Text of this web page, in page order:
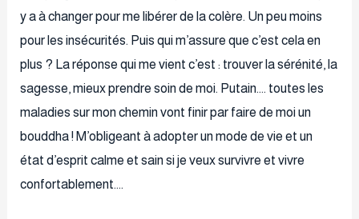
y a à changer pour me libérer de la colère. Un peu moins
pour les insécurités. Puis qui m’assure que c’est cela en
plus ? La réponse qui me vient c’est : trouver la sérénité, la
sagesse, mieux prendre soin de moi. Putain…. toutes les
maladies sur mon chemin vont finir par faire de moi un
bouddha ! M’obligeant à adopter un mode de vie et un
état d’esprit calme et sain si je veux survivre et vivre
confortablement….